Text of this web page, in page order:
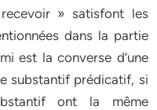
» satisfont les
dans la partie
est la converse d’une
substantif prédicatif, si
ont la même